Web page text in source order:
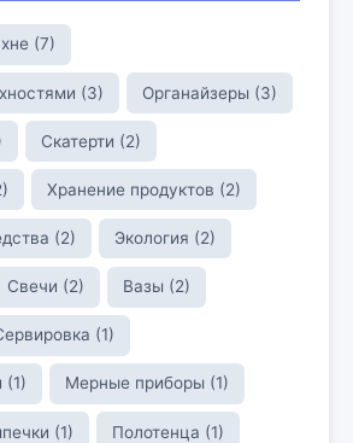
(7)
(3) Органайзеры (3)
Скатерти (2)
Хранение продуктов (2)
(2) Экология (2)
Свечи (2) Вазы (2)
(1)
(1) Мерные приборы (1)
(1) Полотенца (1)